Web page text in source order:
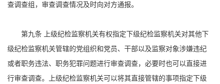
查调查组，审查调查情况及时向对方通报。
第九条 上级纪检监察机关有权指定下级纪检监察机关对其他下
级纪检监察机关管辖的党组织和党员、干部以及监察对象涉嫌违纪
或者职务违法、职务犯罪问题进行审查调查，必要时也可以直接进
行审查调查。上级纪检监察机关可以将其直接管辖的事项指定下级